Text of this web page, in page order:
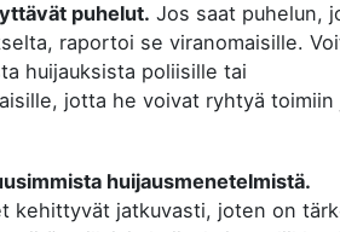
puhelut. Jos saat puhelun,
raportoi se viranomaisille.
huijauksista poliisille tai
jotta he voivat ryhtyä toimiin
huijausmenetelmistä.
kehittyvät jatkuvasti, joten on